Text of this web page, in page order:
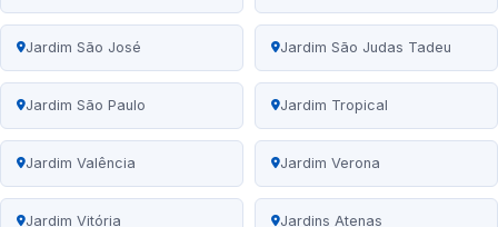
Jardim São José Jardim São Judas Tadeu
Jardim São Paulo Jardim Tropical
Jardim Valência Jardim Verona
Jardim Vitória Jardins Atenas